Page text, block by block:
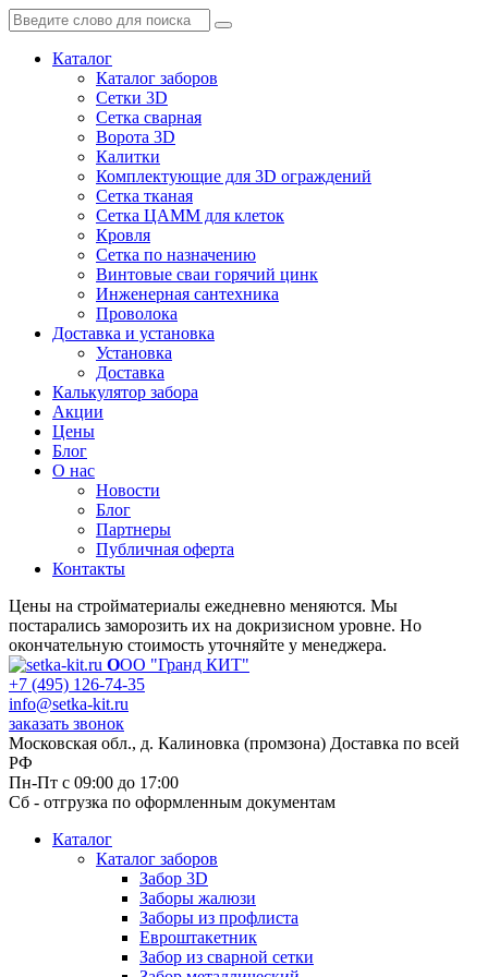
Каталог
Каталог заборов
Сетки 3D
Сетка сварная
Ворота 3D
Калитки
Комплектующие для 3D ограждений
Сетка тканая
Сетка ЦАММ для клеток
Кровля
Сетка по назначению
Винтовые сваи горячий цинк
Инженерная сантехника
Проволока
Доставка и установка
Установка
Доставка
Калькулятор забора
Акции
Цены
Блог
О нас
Новости
Блог
Партнеры
Публичная оферта
Контакты
Цены на стройматериалы ежедневно меняются. Мы
постарались заморозить их на докризисном уровне. Но
окончательную стоимость уточняйте у менеджера.
ООО "Гранд КИТ"
+7 (495) 126-74-35
info@setka-kit.ru
заказать звонок
Московская обл., д. Калиновка (промзона) Доставка по всей
РФ
Пн-Пт с 09:00 до 17:00
Сб - отгрузка по оформленным документам
Каталог
Каталог заборов
Забор 3D
Заборы жалюзи
Заборы из профлиста
Евроштакетник
Забор из сварной сетки